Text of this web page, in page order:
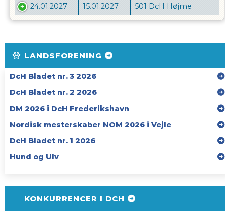
24.01.2027
15.01.2027 501 DcH Højme
LANDSFORENING
DcH Bladet nr. 3 2026
DcH Bladet nr. 2 2026
DM 2026 i DcH Frederikshavn
Nordisk mesterskaber NOM 2026 i Vejle
DcH Bladet nr. 1 2026
Hund og Ulv
KONKURRENCER I DCH